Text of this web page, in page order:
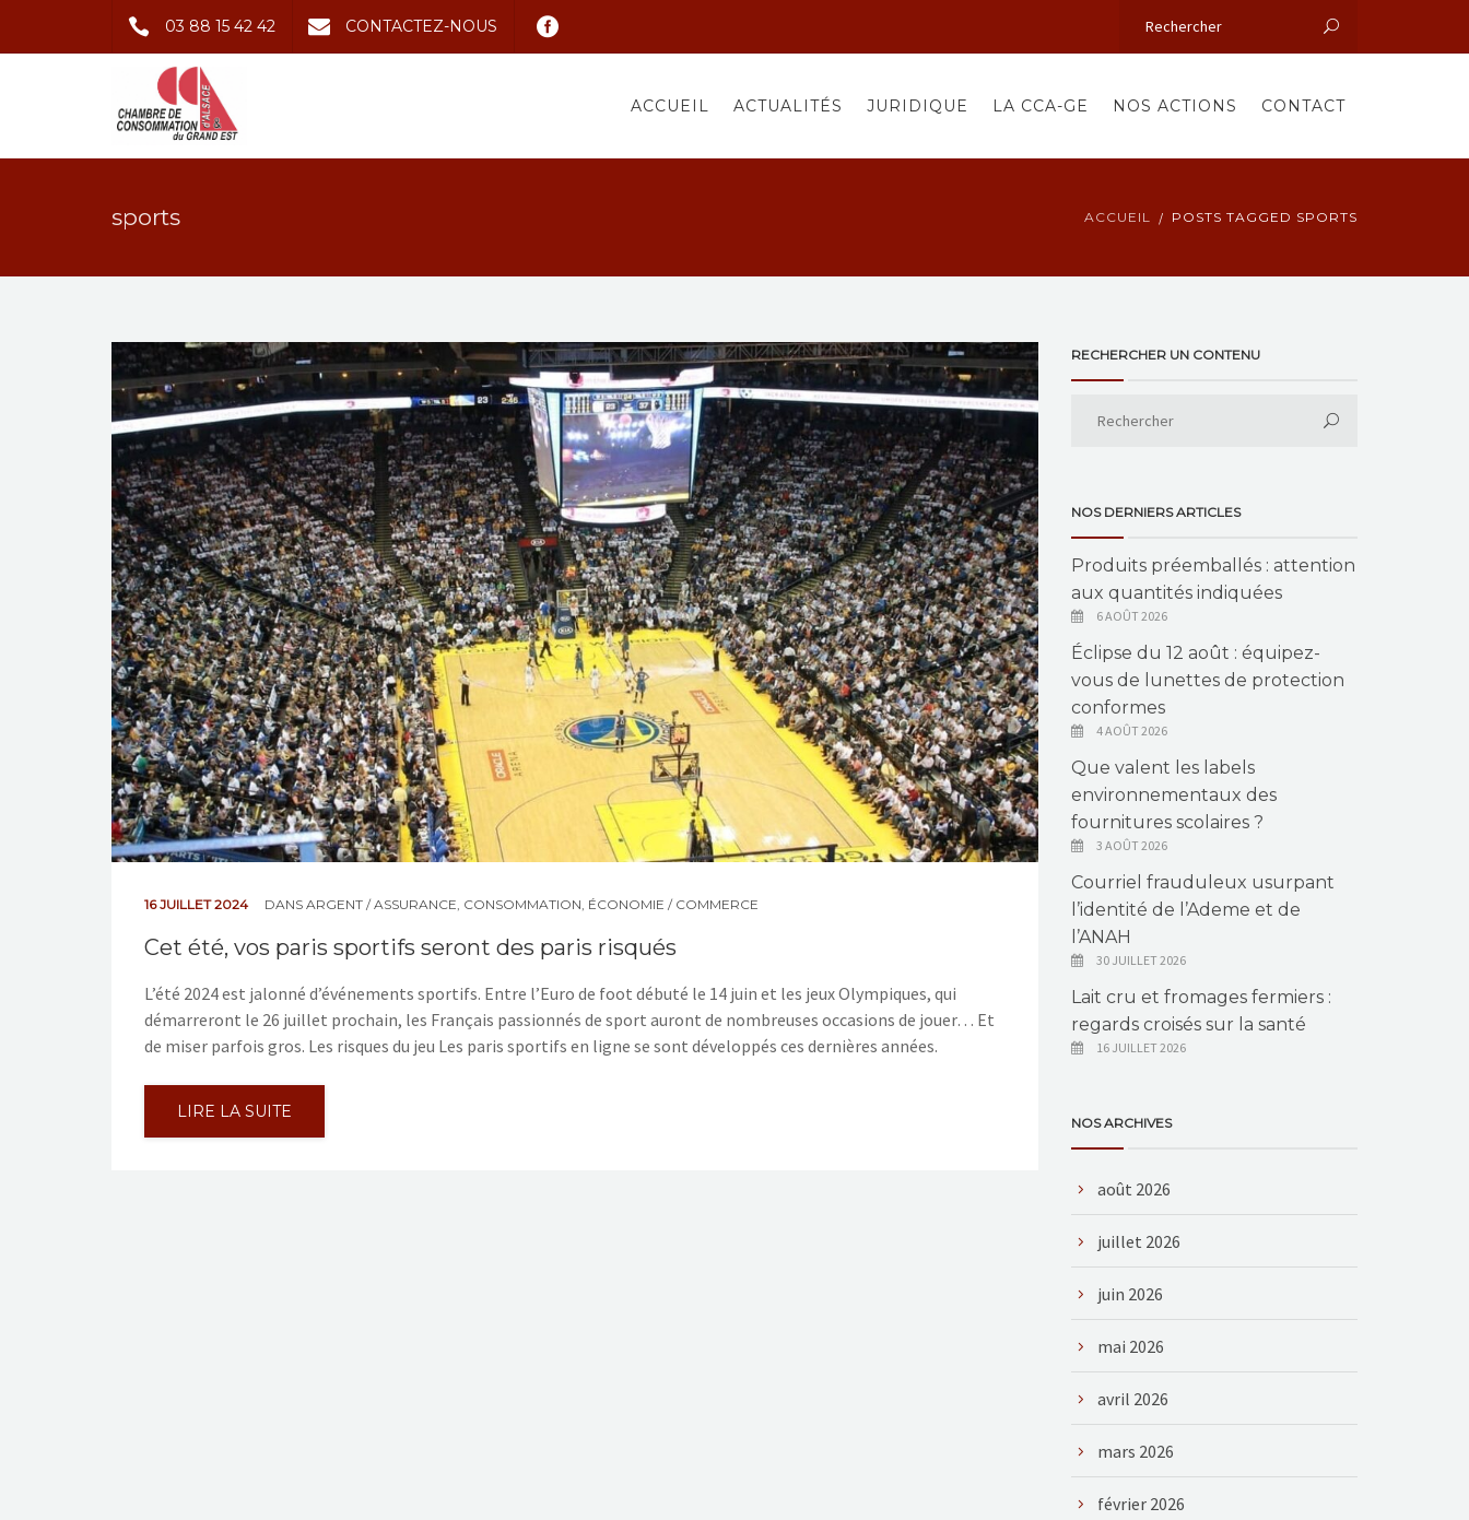
03 88 15 42 42 CONTACTEZ-NOUS
ACCUEIL ACTUALITÉS JURIDIQUE LA CCA-GE NOS ACTIONS CONTACT
sports ACCUEIL POSTS TAGGED SPORTS
16 JUILLET 2024 DANS ARGENT / ASSURANCE CONSOMMATION ÉCONOMIE / COMMERCE
Cet été, vos paris sportifs seront des paris risqués
L’été 2024 est jalonné d’événements sportifs. Entre l’Euro de foot débuté le 14 juin et les jeux Olympiques, qui
démarreront le 26 juillet prochain, les Français passionnés de sport auront de nombreuses occasions de jouer… Et
de miser parfois gros. Les risques du jeu Les paris sportifs en ligne se sont développés ces dernières années.
LIRE LA SUITE
RECHERCHER UN CONTENU
NOS DERNIERS ARTICLES
Produits préemballés : attention
aux quantités indiquées
6 AOÛT 2026
Éclipse du 12 août : équipez-
vous de lunettes de protection
conformes
4 AOÛT 2026
Que valent les labels
environnementaux des
fournitures scolaires ?
3 AOÛT 2026
Courriel frauduleux usurpant
l’identité de l’Ademe et de
l’ANAH
30 JUILLET 2026
Lait cru et fromages fermiers :
regards croisés sur la santé
16 JUILLET 2026
NOS ARCHIVES
août 2026
juillet 2026
juin 2026
mai 2026
avril 2026
mars 2026
février 2026